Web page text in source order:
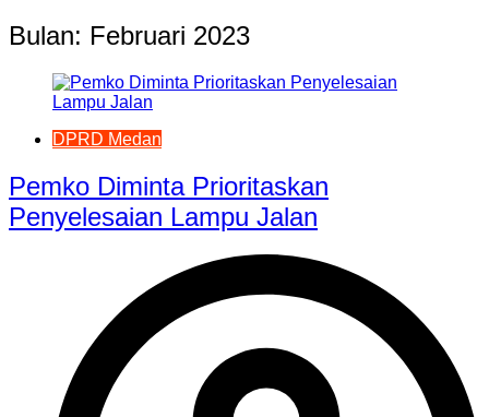
Bulan: Februari 2023
DPRD Medan
Pemko Diminta Prioritaskan
Penyelesaian Lampu Jalan